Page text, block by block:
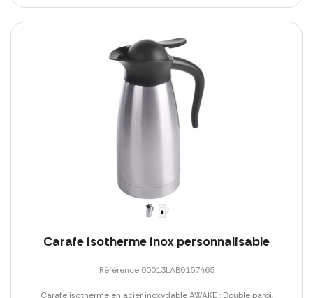
Carafe isotherme inox personnalisable
Référence 00013LAB0157465
Carafe isotherme en acier inoxydable AWAKE : Double paroi,